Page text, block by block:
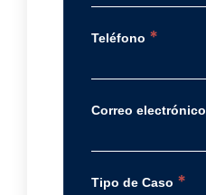
Teléfono *
Correo electrónico
Tipo de Caso *